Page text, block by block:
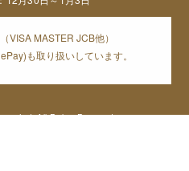
VISA MASTER JCB他）
も取り扱いしています。
All Rights Reserved,